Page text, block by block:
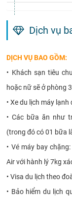
Dịch vụ
DỊCH VỤ BAO GỒM:
• Khách sạn tiêu
hoặc nữ sẽ ở phòng
• Xe du lịch máy
• Các bữa ăn như
(trong đó có 01 bữa
• Vé máy bay
Air với hành lý 7kg
• Visa du lịch theo
• Bảo hiểm du lịch